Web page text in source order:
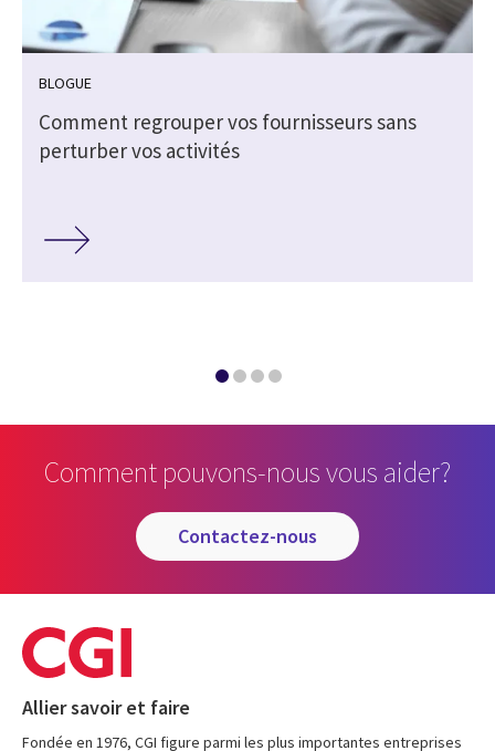
BLOGUE
Comment regrouper vos fournisseurs sans
perturber vos activités
Comment pouvons-nous vous aider?
contactez-nous
Allier savoir et faire
Fondée en 1976, CGI figure parmi les plus importantes entreprises